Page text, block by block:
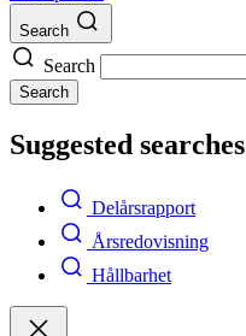
Search
Search
Search
Suggested searches
Delårsrapport
Årsredovisning
Hållbarhet